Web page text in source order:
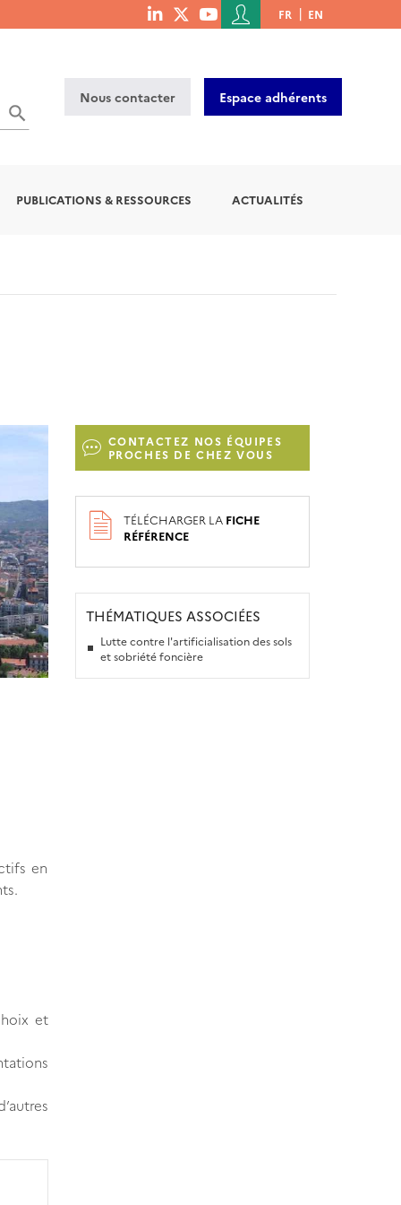
menu
Menu
du
de
l'utilisateur
FR EN
Nous contacter Espace adhérents
PUBLICATIONS & RESSOURCES ACTUALITÉS
en
et
CONTACTEZ NOS ÉQUIPES
PROCHES DE CHEZ VOUS
TÉLÉCHARGER LA FICHE
RÉFÉRENCE
THÉMATIQUES ASSOCIÉES
Lutte contre l'artificialisation des sols
et sobriété foncière